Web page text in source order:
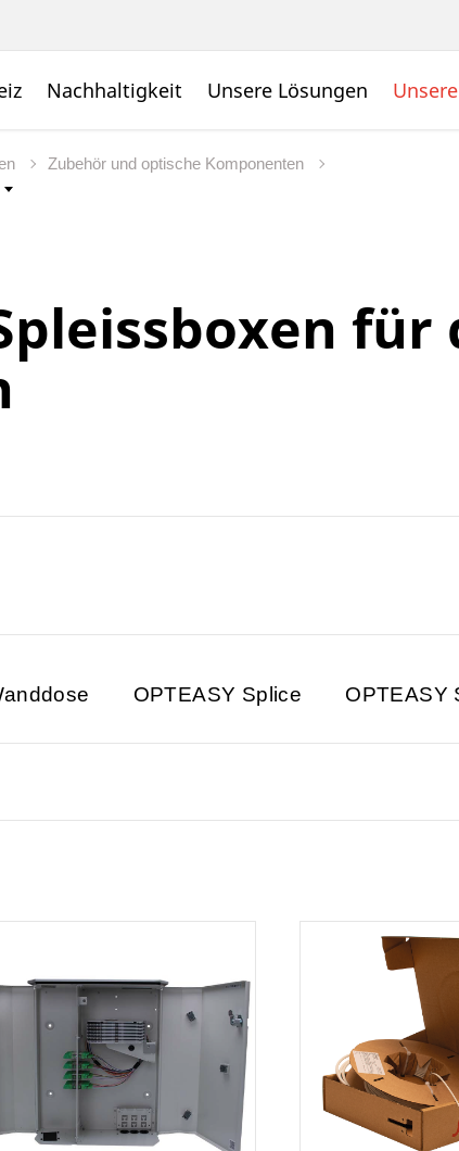
Nachhaltigkeit Unsere Lösungen
Zubehör und optische Komponenten
für
OPTEASY Splice OPTEASY